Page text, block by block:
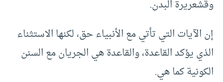
وقشعريرة البدن.
إن الآيات التي تأتي مع الأنبياء حق، لكنها الاستثناء
الذي يؤكد القاعدة، والقاعدة هي الجريان مع السنن
الكونية كما هي.